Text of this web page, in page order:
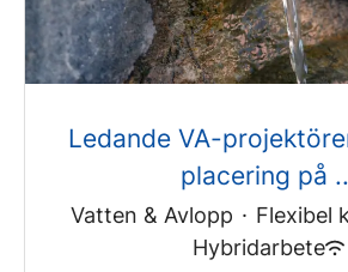
Ledande VA-
placering på
Vatten & Avlopp · Flexibel
Hybridarbete